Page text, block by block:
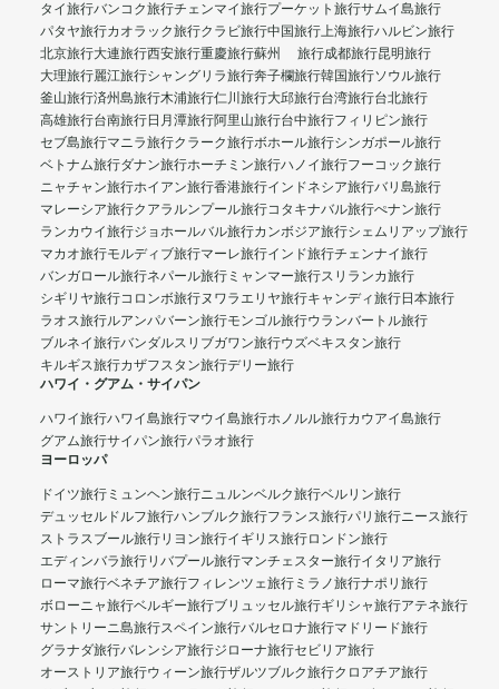
タイ旅行バンコク旅行チェンマイ旅行プーケット旅行サムイ島旅行
パタヤ旅行カオラック旅行クラビ旅行中国旅行上海旅行ハルビン旅行
北京旅行大連旅行西安旅行重慶旅行蘇州 旅行成都旅行昆明旅行
大理旅行麗江旅行シャングリラ旅行奔子欄旅行韓国旅行ソウル旅行
釜山旅行済州島旅行木浦旅行仁川旅行大邱旅行台湾旅行台北旅行
高雄旅行台南旅行日月潭旅行阿里山旅行台中旅行フィリピン旅行
セブ島旅行マニラ旅行クラーク旅行ボホール旅行シンガポール旅行
ベトナム旅行ダナン旅行ホーチミン旅行ハノイ旅行フーコック旅行
ニャチャン旅行ホイアン旅行香港旅行インドネシア旅行バリ島旅行
マレーシア旅行クアラルンプール旅行コタキナバル旅行ぺナン旅行
ランカウイ旅行ジョホールバル旅行カンボジア旅行シェムリアップ旅行
マカオ旅行モルディブ旅行マーレ旅行インド旅行チェンナイ旅行
バンガロール旅行ネパール旅行 ミャンマー旅行スリランカ旅行
シギリヤ旅行コロンボ旅行ヌワラエリヤ旅行キャンディ旅行日本旅行
ラオス旅行ルアンパバーン旅行モンゴル旅行ウランバートル旅行
ブルネイ旅行バンダルスリブガワン旅行ウズベキスタン旅行
キルギス旅行カザフスタン旅行デリー旅行
ハワイ・グアム・サイパン
ハワイ旅行ハワイ島旅行マウイ島旅行ホノルル旅行カウアイ島旅行
グアム旅行サイパン旅行パラオ旅行
ヨーロッパ
ドイツ旅行 ミュンヘン旅行ニュルンベルク旅行ベルリン旅行
デュッセルドルフ旅行ハンブルク旅行フランス旅行パリ旅行ニース旅行
ストラスブール旅行リヨン旅行イギリス旅行ロンドン旅行
エディンバラ旅行リバプール旅行マンチェスター旅行イタリア旅行
ローマ旅行ベネチア旅行フィレンツェ旅行 ミラノ旅行ナポリ旅行
ボローニャ旅行ベルギー旅行ブリュッセル旅行ギリシャ旅行アテネ旅行
サントリーニ島旅行スペイン旅行バルセロナ旅行マドリード旅行
グラナダ旅行バレンシア旅行ジローナ旅行セビリア旅行
オーストリア旅行ウィーン旅行ザルツブルク旅行クロアチア旅行